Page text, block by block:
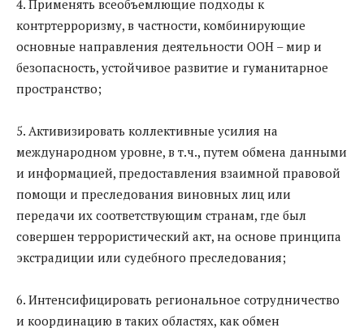
4. Применять всеобъемлющие подходы к
контртерроризму, в частности, комбинирующие
основные направления деятельности ООН – мир и
безопасность, устойчивое развитие и гуманитарное
пространство;
5. Активизировать коллективные усилия на
международном уровне, в т.ч., путем обмена данными
и информацией, предоставления взаимной правовой
помощи и преследования виновных лиц или
передачи их соответствующим странам, где был
совершен террористический акт, на основе принципа
экстрадиции или судебного преследования;
6. Интенсифицировать региональное сотрудничество
и координацию в таких областях, как обмен